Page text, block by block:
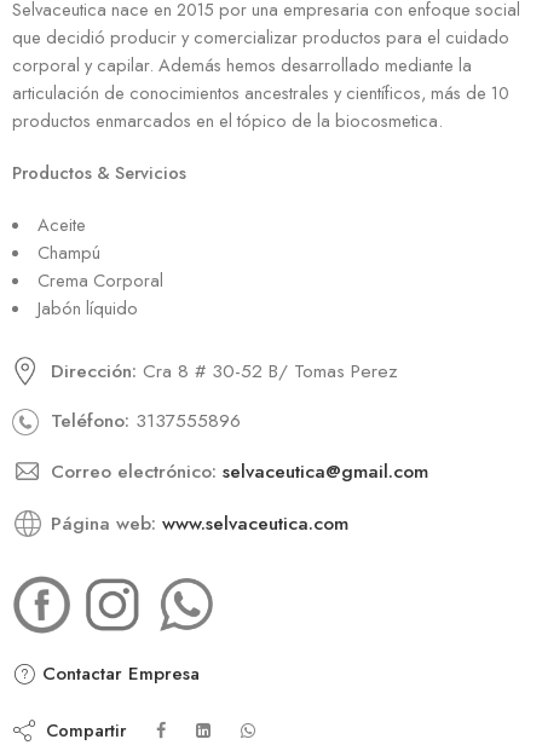
Selvaceutica nace en 2015 por una empresaria con enfoque social
que decidió producir y comercializar productos para el cuidado
corporal y capilar. Además hemos desarrollado mediante la
articulación de conocimientos ancestrales y científicos, más de 10
productos enmarcados en el tópico de la biocosmetica.
Productos & Servicios
Aceite
Champú
Crema Corporal
Jabón líquido
Dirección: Cra 8 # 30-52 B/ Tomas Perez
Teléfono: 3137555896
Correo electrónico: selvaceutica@gmail.com
Página web: www.selvaceutica.com
Contactar Empresa
Compartir